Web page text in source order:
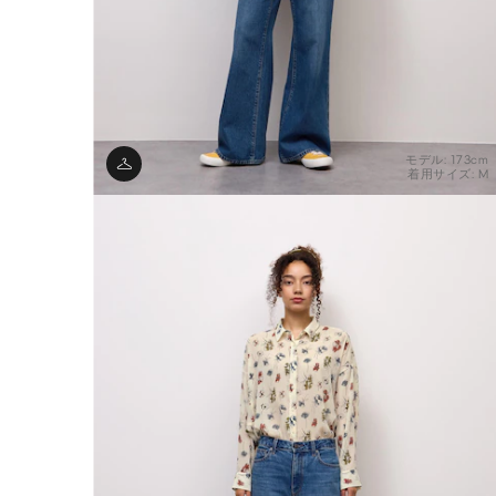
モデル: 173cm
着用サイズ: M